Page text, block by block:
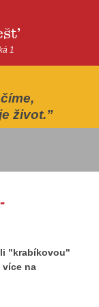
život.
1
"krabíkovou"
více na